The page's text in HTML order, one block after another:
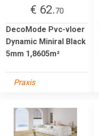
€ 62.70
DecoMode Pvc-vloer
Dynamic Miniral Black
5mm 1,8605m²
Praxis